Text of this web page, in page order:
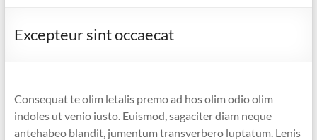
Excepteur sint occaecat
Consequat te olim letalis premo ad hos olim odio olim
indoles ut venio iusto. Euismod, sagaciter diam neque
antehabeo blandit, jumentum transverbero luptatum. Lenis